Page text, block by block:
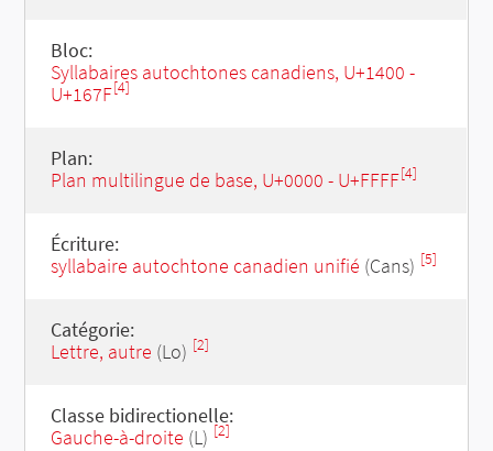
Bloc:
Syllabaires autochtones canadiens, U+1400 -
U+167F[4]
Plan:
Plan multilingue de base, U+0000 - U+FFFF[4]
Écriture:
syllabaire autochtone canadien unifié (Cans) [5]
Catégorie:
Lettre, autre (Lo) [2]
Classe bidirectionelle:
Gauche-à-droite (L) [2]